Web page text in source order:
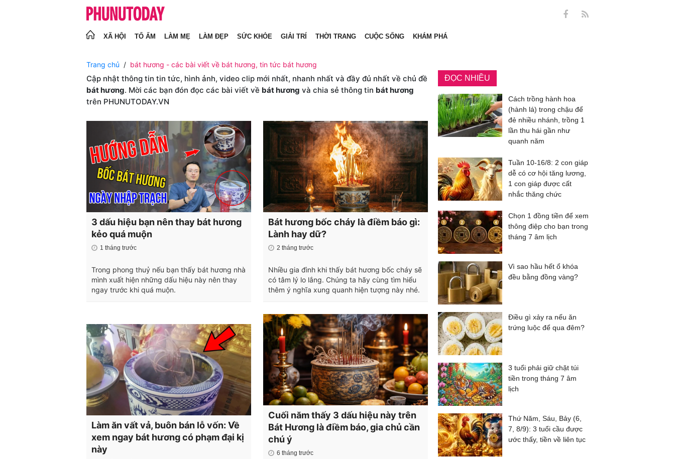
XÃ HỘI TỔ ẤM LÀM MẸ LÀM ĐẸP SỨC KHỎE GIẢI TRÍ THỜI TRANG CUỘC SỐNG KHÁM PHÁ
Trang chủ bát hương - các bài viết về bát hương, tin tức bát hương
Cập nhật thông tin tin tức, hình ảnh, video clip mới nhất, nhanh nhất và đầy đủ nhất về chủ đề
bát hương. Mời các bạn đón đọc các bài viết về bát hương và chia sẻ thông tin bát hương
trên PHUNUTODAY.VN
3 dấu hiệu bạn nên thay bát hương
kẻo quá muộn
1 tháng trước
Trong phong thuỷ nếu bạn thấy bát hương nhà
mình xuất hiện những dấu hiệu này nên thay
ngay trước khi quá muộn.
Làm ăn vất vả, buôn bán lỗ vốn: Về
xem ngay bát hương có phạm đại kị
này
Bát hương bốc cháy là điềm báo gì:
Lành hay dữ?
2 tháng trước
Nhiều gia đình khi thấy bát hương bốc cháy sẽ
có tâm lý lo lắng. Chúng ta hãy cùng tìm hiểu
thêm ý nghĩa xung quanh hiện tượng này nhé.
Cuối năm thấy 3 dấu hiệu này trên
Bát Hương là điềm báo, gia chủ cần
chú ý
6 tháng trước
ĐỌC NHIỀU
Cách trồng hành hoa
(hành lá) trong chậu để
đẻ nhiều nhánh, trồng 1
lần thu hái gần như
quanh năm
Tuần 10-16/8: 2 con giáp
dễ có cơ hội tăng lương,
1 con giáp được cất
nhắc thăng chức
Chọn 1 đồng tiền để xem
thông điệp cho bạn trong
tháng 7 âm lịch
Vì sao hầu hết ổ khóa
đều bằng đồng vàng?
Điều gì xảy ra nếu ăn
trứng luộc để qua đêm?
3 tuổi phải giữ chặt túi
tiền trong tháng 7 âm
lịch
Thứ Năm, Sáu, Bảy (6,
7, 8/9): 3 tuổi cầu được
ước thấy, tiền về liên tục